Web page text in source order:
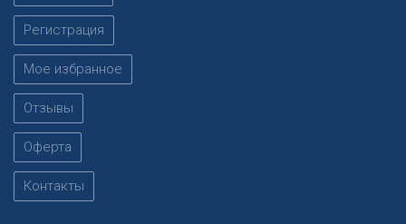
Регистрация
Мое избранное
Отзывы
Оферта
Контакты